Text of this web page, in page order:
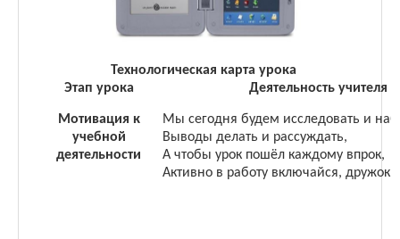
Технологическая карта урока
Этап урока
Деятельность учителя
Мотивация к
учебной
деятельности
Мы сегодня будем исследовать и
Выводы делать и рассуждать,
А чтобы урок пошёл каждому впрок,
Активно в работу включайся, дружок